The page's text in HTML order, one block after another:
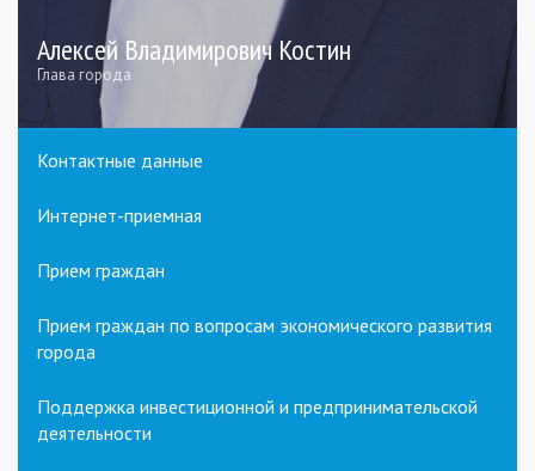
Алексей Владимирович Костин
Глава города
Контактные данные
Интернет-приемная
Прием граждан
Прием граждан по вопросам экономического развития
города
Поддержка инвестиционной и предпринимательской
деятельности